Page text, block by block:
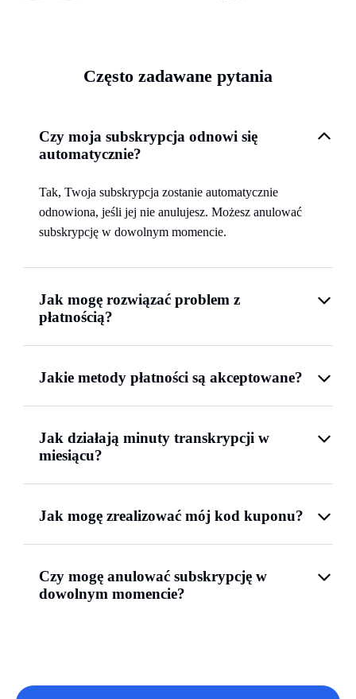
Często zadawane pytania
Czy moja subskrypcja odnowi się
automatycznie?
Tak, Twoja subskrypcja zostanie automatycznie
odnowiona, jeśli jej nie anulujesz. Możesz anulować
subskrypcję w dowolnym momencie.
Jak mogę rozwiązać problem z
płatnością?
Jakie metody płatności są akceptowane?
Jak działają minuty transkrypcji w
miesiącu?
Jak mogę zrealizować mój kod kuponu?
Czy mogę anulować subskrypcję w
dowolnym momencie?